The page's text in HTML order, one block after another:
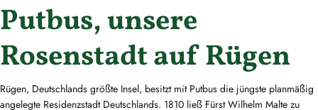
Putbus, unsere
Rosenstadt auf Rügen
Rügen, Deutschlands größte Insel, besitzt mit Putbus die jüngste planmäßig
angelegte Residenzstadt Deutschlands. 1810 ließ Fürst Wilhelm Malte zu